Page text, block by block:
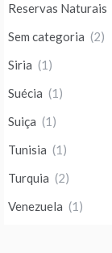
Reservas Naturais
Sem categoria (2)
Siria (1)
Suécia (1)
Suiça (1)
Tunisia (1)
Turquia (2)
Venezuela (1)